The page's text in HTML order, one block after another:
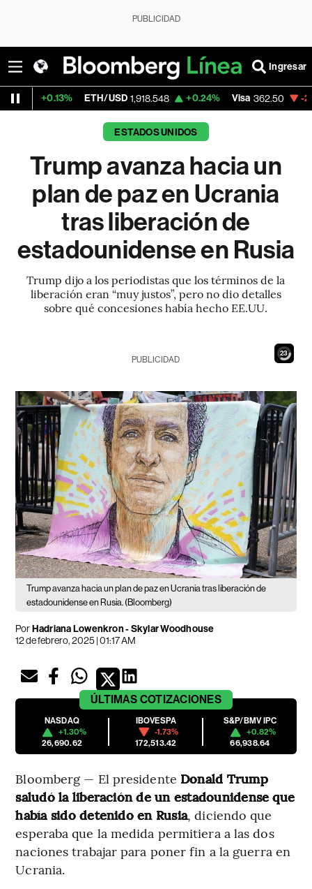
PUBLICIDAD
Ingresar
ETH/USD 1,918.548 +0.24% Visa 362.50 -2.15%
ESTADOS UNIDOS
Trump avanza hacia un
plan de paz en Ucrania
tras liberación de
estadounidense en Rusia
Trump dijo a los periodistas que los términos de la
liberación eran “muy justos”, pero no dio detalles
sobre qué concesiones había hecho EE.UU.
21
PUBLICIDAD
Trump avanza hacia un plan de paz en Ucrania tras liberación de
estadounidense en Rusia. (Bloomberg)
PorHadriana Lowenkron - Skylar Woodhouse
12 de febrero, 2025 | 01:17 AM
ÚLTIMAS COTIZACIONES
NASDAQ
+1.30%
26,690.62
IBOVESPA
-1.73%
172,513.42
S&P/BMV IPC
+0.82%
66,938.64
Bloomberg — El presidente Donald Trump
saludó la liberación de un estadounidense que
había sido detenido en Rusia, diciendo que
esperaba que la medida permitiera a las dos
naciones trabajar para poner fin a la guerra en
Ucrania.